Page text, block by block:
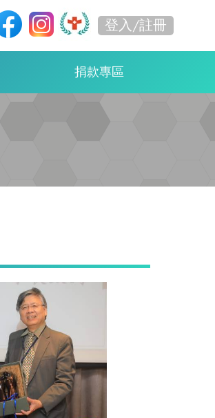
登入/註冊
捐款專區